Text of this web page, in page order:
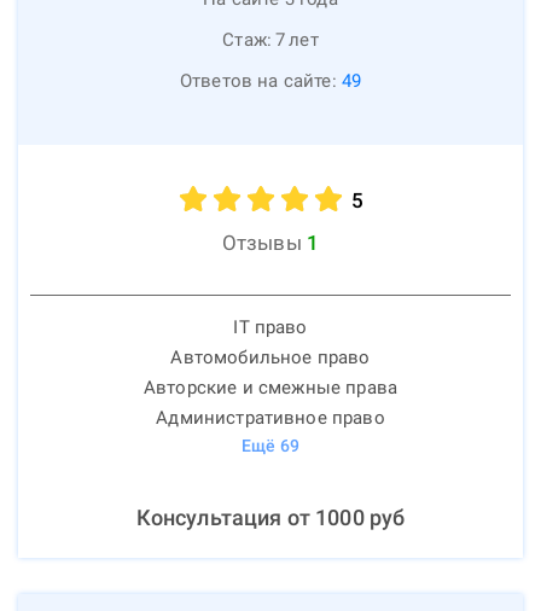
Стаж: 7лет
Ответов на сайте: 49
5
Отзывы 1
IT право
Автомобильное право
Авторские и смежные права
Административное право
Ещё 69
Консультация от 1000руб